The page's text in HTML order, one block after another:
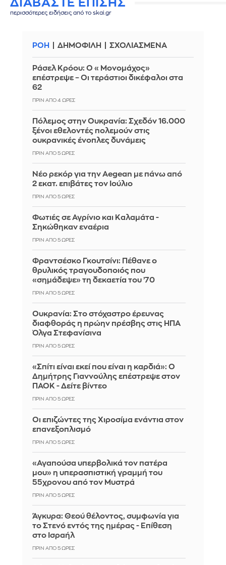
ΔΙΑΒΑΣΤΕ ΕΠΙΣΗΣ
περισσότερες ειδήσεις από το skai.gr
ΡΟΗ ΔΗΜΟΦΙΛΗ ΣΧΟΛΙΑΣΜΕΝΑ
Ράσελ Κρόου: Ο «Μονομάχος»
επέστρεψε – Οι τεράστιοι δικέφαλοι στα
62
ΠΡΙΝ ΑΠΌ 4 ΏΡΕΣ
Πόλεμος στην Ουκρανία: Σχεδόν 16.000
ξένοι εθελοντές πολεμούν στις
ουκρανικές ένοπλες δυνάμεις
ΠΡΙΝ ΑΠΌ 5 ΏΡΕΣ
Νέο ρεκόρ για την Aegean με πάνω από
2 εκατ. επιβάτες τον Ιούλιο
ΠΡΙΝ ΑΠΌ 5 ΏΡΕΣ
Φωτιές σε Αγρίνιο και Καλαμάτα -
Σηκώθηκαν εναέρια
ΠΡΙΝ ΑΠΌ 5 ΏΡΕΣ
Φραντσέσκο Γκουτσίνι: Πέθανε ο
θρυλικός τραγουδοποιός που
«σημάδεψε» τη δεκαετία του ’70
ΠΡΙΝ ΑΠΌ 5 ΏΡΕΣ
Ουκρανία: Στο στόχαστρο έρευνας
διαφθοράς η πρώην πρέσβης στις ΗΠΑ
Όλγα Στεφανίσινα
ΠΡΙΝ ΑΠΌ 5 ΏΡΕΣ
«Σπίτι είναι εκεί που είναι η καρδιά»: Ο
Δημήτρης Γιαννούλης επέστρεψε στον
ΠΑΟΚ - Δείτε βίντεο
ΠΡΙΝ ΑΠΌ 5 ΏΡΕΣ
Οι επιζώντες της Χιροσίμα ενάντια στον
επανεξοπλισμό
ΠΡΙΝ ΑΠΌ 5 ΏΡΕΣ
«Αγαπούσα υπερβολικά τον πατέρα
μου» η υπερασπιστική γραμμή του
55χρονου από τον Μυστρά
ΠΡΙΝ ΑΠΌ 5 ΏΡΕΣ
Άγκυρα: Θεού θέλοντος, συμφωνία για
το Στενό εντός της ημέρας - Επίθεση
στο Ισραήλ
ΠΡΙΝ ΑΠΌ 5 ΏΡΕΣ